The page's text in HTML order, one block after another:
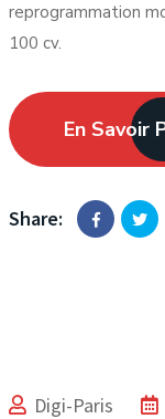
reprogrammation
100 cv.
En Savoir
Share:
Digi-Paris